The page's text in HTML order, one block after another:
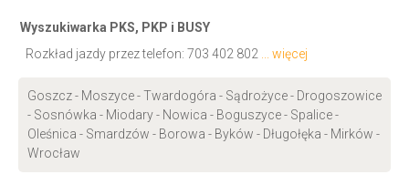
Wyszukiwarka PKS, PKP i BUSY
Rozkład jazdy przez telefon: 703 402 802 ... więcej
Goszcz - Moszyce - Twardogóra - Sądrożyce - Drogoszowice
- Sosnówka - Miodary - Nowica - Boguszyce - Spalice -
Oleśnica - Smardzów - Borowa - Byków - Długołęka - Mirków -
Wrocław